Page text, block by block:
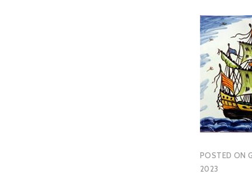
POSTED ON
2023